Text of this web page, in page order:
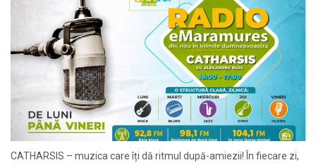
CATHARSIS – muzica care îți dă ritmul după-amiezii! În fiecare zi,